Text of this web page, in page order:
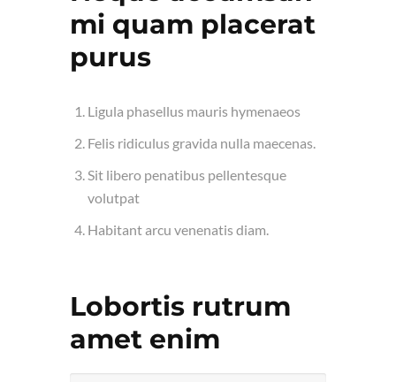
mi quam placerat
purus
Ligula phasellus mauris hymenaeos
Felis ridiculus gravida nulla maecenas.
Sit libero penatibus pellentesque
volutpat
Habitant arcu venenatis diam.
Lobortis rutrum
amet enim